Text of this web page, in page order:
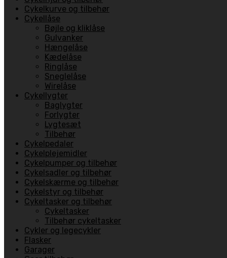
Cykelkurve og tilbehør
Cykellåse
Bøjle og kliklåse
Gulvanker
Hængelåse
Kædelåse
Ringlåse
Sneglelåse
Wirelåse
Cykellygter
Baglygter
Forlygter
Lygtesæt
Tilbehør
Cykelpedaler
Cykelplejemidler
Cykelpumper og tilbehør
Cykelsadler og tilbehør
Cykelskærme og tilbehør
Cykelstyr og tilbehør
Cykeltasker og tilbehør
Cykeltasker
Tilbehør cykeltasker
Cykler og legecykler
Flasker
Garager